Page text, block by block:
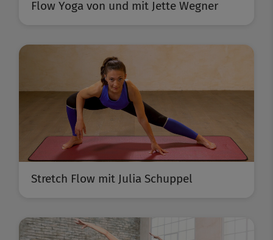
Flow Yoga von und mit Jette Wegner
Stretch Flow mit Julia Schuppel